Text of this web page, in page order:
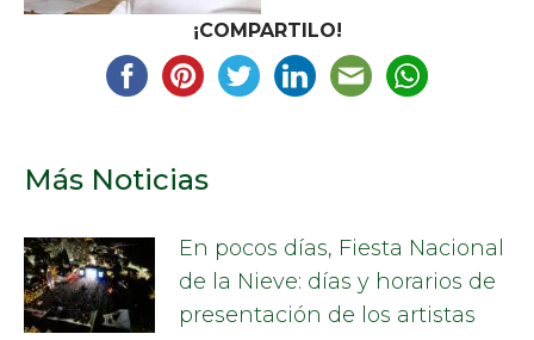
¡COMPARTILO!
Más Noticias
En pocos días, Fiesta Nacional
de la Nieve: días y horarios de
presentación de los artistas